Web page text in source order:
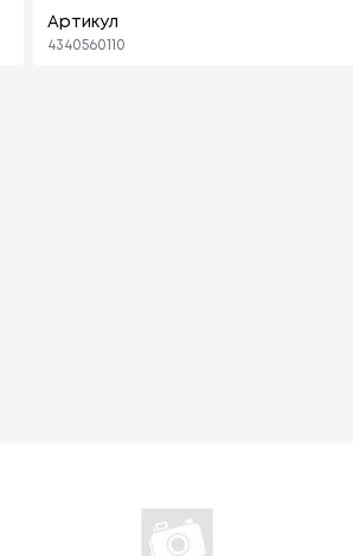
Артикул
4340560110